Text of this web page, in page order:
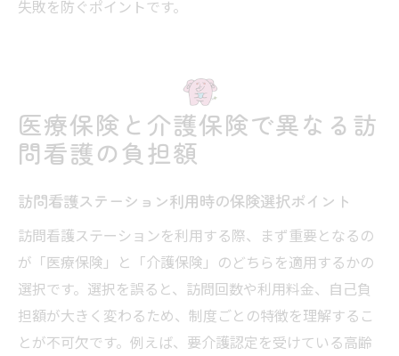
失敗を防ぐポイントです。
医療保険と介護保険で異なる訪
問看護の負担額
訪問看護ステーション利用時の保険選択ポイント
訪問看護ステーションを利用する際、まず重要となるの
が「医療保険」と「介護保険」のどちらを適用するかの
選択です。選択を誤ると、訪問回数や利用料金、自己負
担額が大きく変わるため、制度ごとの特徴を理解するこ
とが不可欠です。例えば、要介護認定を受けている高齢